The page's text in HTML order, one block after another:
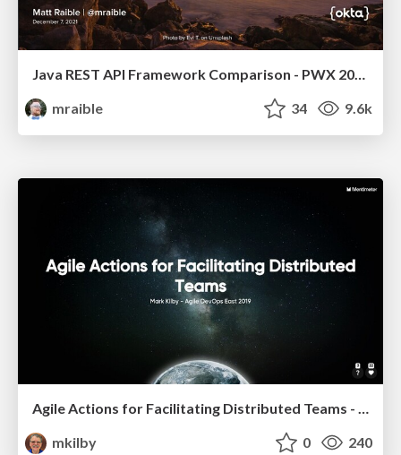
Java REST API Framework Comparison - PWX 2021
mraible
34 9.6k
mkilby
0 240